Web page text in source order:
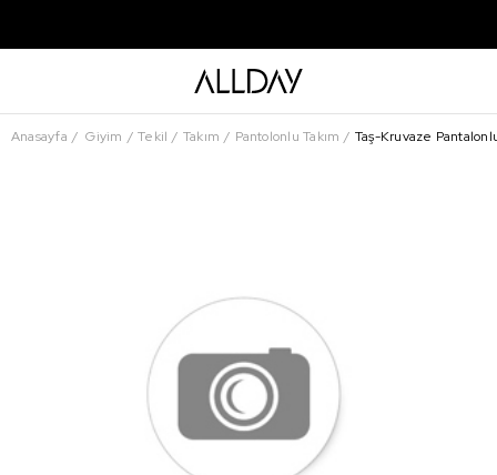
Anasayfa Giyim Tekil Takım Pantolonlu Takım Taş-Kruvaze